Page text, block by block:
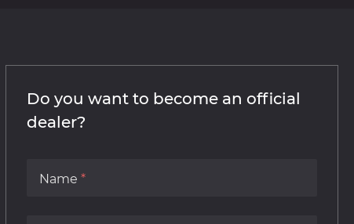
Do you want to become an official
dealer?
Name